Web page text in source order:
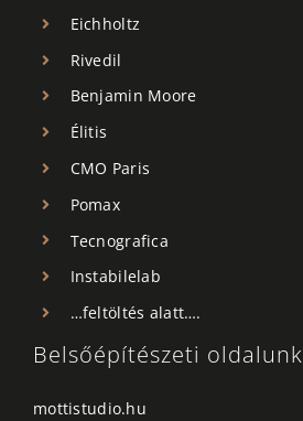
Eichholtz
Rivedil
Benjamin Moore
Élitis
CMO Paris
Pomax
Tecnografica
Instabilelab
…feltöltés alatt….
Belsőépítészeti oldalunk
mottistudio.hu